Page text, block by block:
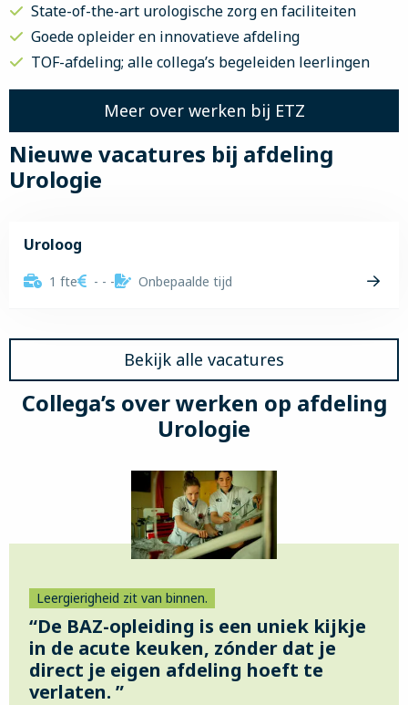
State-of-the-art urologische zorg en faciliteiten
Goede opleider en innovatieve afdeling
TOF-afdeling; alle collega’s begeleiden leerlingen
Meer over werken bij ETZ
Nieuwe vacatures bij afdeling
Urologie
Uroloog
1 fte - - - Onbepaalde tijd
Bekijk alle vacatures
Collega’s over werken op afdeling
Urologie
Leergierigheid zit van binnen.
“De BAZ-opleiding is een uniek kijkje
in de acute keuken, zónder dat je
direct je eigen afdeling hoeft te
verlaten. ”